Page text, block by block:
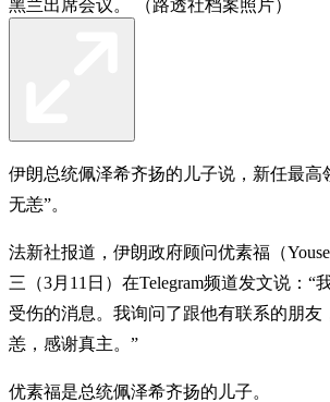
黑兰出席会议。 （路透社档案照片）
伊朗总统佩泽希齐扬的儿子说，新任最高
无恙”。
法新社报道，伊朗政府顾问优素福（
三（3月11日）在Telegram频道发文说：“
受伤的消息。我询问了跟他有联系的朋友
恙，感谢真主。”
优素福是总统佩泽希齐扬的儿子。